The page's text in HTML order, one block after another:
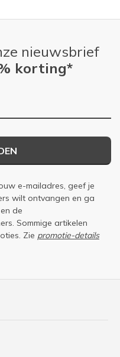
nieuwsbrief
korting*
e-mailadres, geef je
wilt ontvangen en ga
en de
Sommige artikelen
Zie promotie-details